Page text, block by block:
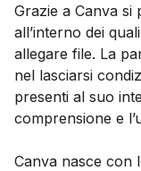
Grazie a Canva si
all’interno dei
allegare file. La
nel lasciarsi
presenti al suo
comprensione e
Canva nasce con